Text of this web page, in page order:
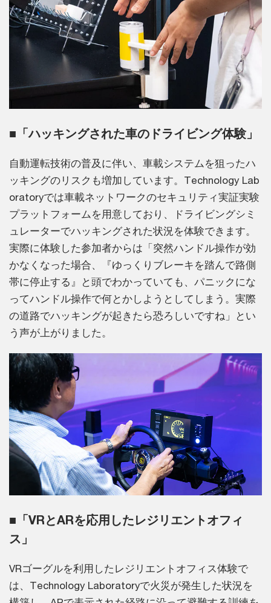
■「ハッキングされた車のドライビング体験」
自動運転技術の普及に伴い、車載システムを狙ったハ
ッキングのリスクも増加しています。Technology Lab
oratoryでは車載ネットワークのセキュリティ実証実験
プラットフォームを用意しており、ドライビングシミ
ュレーターでハッキングされた状況を体験できます。
実際に体験した参加者からは「突然ハンドル操作が効
かなくなった場合、『ゆっくりブレーキを踏んで路側
帯に停止する』と頭でわかっていても、パニックにな
ってハンドル操作で何とかしようとしてしまう。実際
の道路でハッキングが起きたら恐ろしいですね」とい
う声が上がりました。
■「VRとARを応用したレジリエントオフィ
ス」
VRゴーグルを利用したレジリエントオフィス体験で
は、Technology Laboratoryで火災が発生した状況を